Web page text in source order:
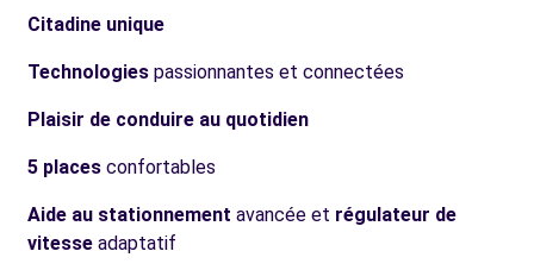
Citadine unique
Technologies passionnantes et connectées
Plaisir de conduire au quotidien
5 places confortables
Aide au stationnement avancée et régulateur de
vitesse adaptatif